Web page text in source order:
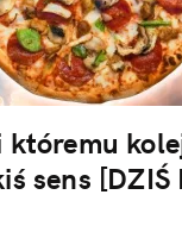
któremu
sens [DZIŚ